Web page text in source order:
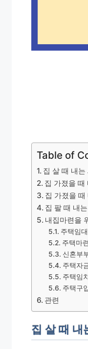
Table of
집 살 때 내는
집 가졌을 때
집 가졌을 때
집 팔 때 내
내집마련을
주택임
주택마
신혼부
주택자
주택임
주택구
관련
집 살 때 내